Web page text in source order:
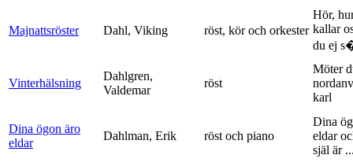
Majnattsröster Dahl, Viking röst, kör och orkester
Hör,
kallar
du ej
Vinterhälsning
Dahlgren,
Valdemar
röst
Möter
karl
Dina ögon äro
eldar
Dahlman, Erik röst och piano
Dina
eldar
själ är